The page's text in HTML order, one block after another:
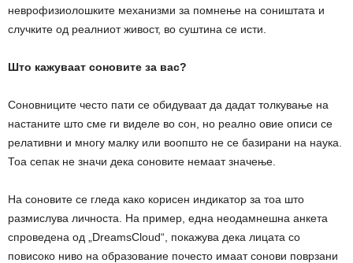
неврофизиолошките механизми за помнење на соништата и
случките од реалниот живост, во суштина се исти.
Што кажуваат соновите за вас?
Соновниците често пати се обидуваат да дадат толкување на
настаните што сме ги виделе во сон, но реално овие описи се
релативни и многу малку или воопшто не се базирани на наука.
Тоа сепак не значи дека соновите немаат значење.
На соновите се гледа како корисен индикатор за тоа што
размислува личноста. На пример, една неодамнешна анкета
спроведена од „DreamsCloud“, покажува дека лицата со
повисоко ниво на образование почесто имаат сонови поврзани